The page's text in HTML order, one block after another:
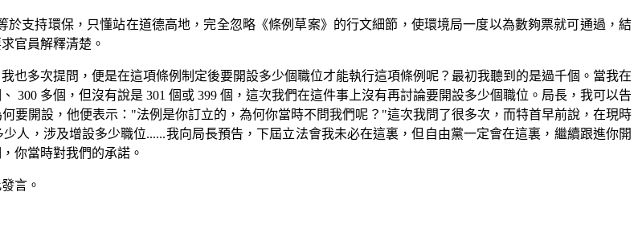
支持環保，只懂站在道德高地，完全忽略《條例草案》的行文細節，使環境局一度以為數夠票就可通過，結
官員解釋清楚。
也多次提問，便是在這項條例制定後要開設多少個職位才能執行這項條例呢？最初我聽到的是過千個。當我在
300 多個，但沒有說是 301 個或 399 個，這次我們在這件事上沒有再討論要開設多少個職位。局長，我可以告
要開設，他便表示："法例是你訂立的，為何你當時不問我們呢？"這次我問了很多次，而特首早前說，在現時
人，涉及增設多少職位......我向局長預告，下屆立法會我未必在這裏，但自由黨一定會在這裏，繼續跟進你開
你當時對我們的承諾。
言。